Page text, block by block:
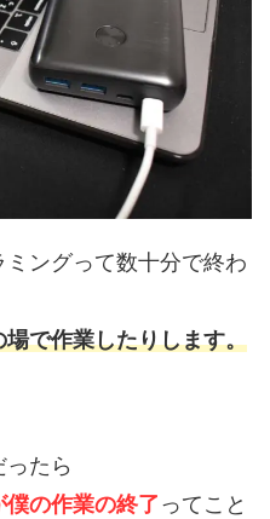
ングって数十分で終わ
で作業したりします。
たら
の作業の終了 ってこと